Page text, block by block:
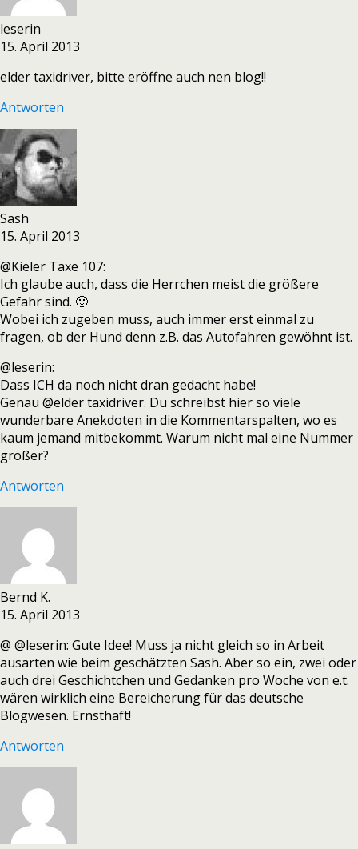
leserin
15. April 2013
elder taxidriver, bitte eröffne auch nen blog!!
Antworten
Sash
15. April 2013
@Kieler Taxe 107:
Ich glaube auch, dass die Herrchen meist die größere
Gefahr sind. 🙂
Wobei ich zugeben muss, auch immer erst einmal zu
fragen, ob der Hund denn z.B. das Autofahren gewöhnt ist.
@leserin:
Dass ICH da noch nicht dran gedacht habe!
Genau @elder taxidriver. Du schreibst hier so viele
wunderbare Anekdoten in die Kommentarspalten, wo es
kaum jemand mitbekommt. Warum nicht mal eine Nummer
größer?
Antworten
Bernd K.
15. April 2013
@ @leserin: Gute Idee! Muss ja nicht gleich so in Arbeit
ausarten wie beim geschätzten Sash. Aber so ein, zwei oder
auch drei Geschichtchen und Gedanken pro Woche von e.t.
wären wirklich eine Bereicherung für das deutsche
Blogwesen. Ernsthaft!
Antworten